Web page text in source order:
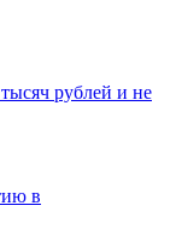
рублей и не
в